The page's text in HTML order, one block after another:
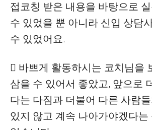
접코칭 받은 내용을 바탕으로
수 있었을 뿐 아니라 신입 상담
수 있었어요.
 바쁘게 활동하시는 코치님을
삼을 수 있어서 좋았고, 앞으로
다는 다짐과 더불어 다른 사람
있지 않고 계속 나아가야겠다는